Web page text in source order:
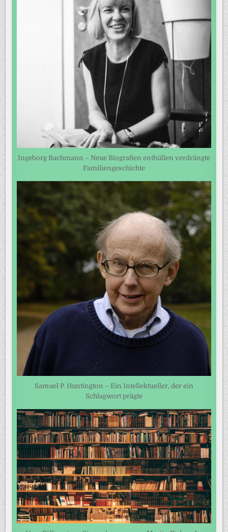
Ingeborg Bachmann – Neue Biografien enthüllen verdrängte
Familiengeschichte
Samuel P. Huntington – Ein Intellektueller, der ein
Schlagwort prägte